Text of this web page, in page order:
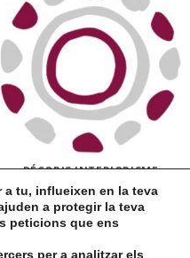
DÉCORIS INTERIORISME
tu, influeixen en la teva
a protegir la teva
peticions que ens
per a analitzar els